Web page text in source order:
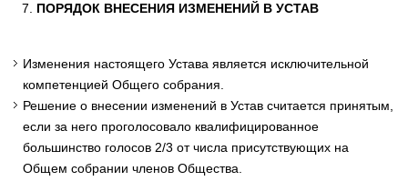
ПОРЯДОК ВНЕСЕНИЯ ИЗМЕНЕНИЙ В УСТАВ
Изменения настоящего Устава является исключительной
компетенцией Общего собрания.
Решение о внесении изменений в Устав считается принятым,
если за него проголосовало квалифицированное
большинство голосов 2/3 от числа присутствующих на
Общем собрании членов Общества.